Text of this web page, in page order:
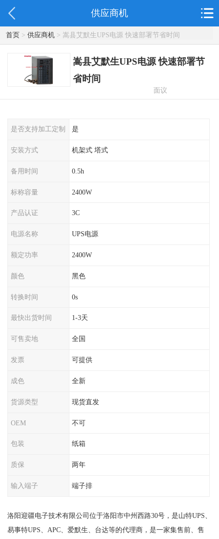
供应商机
首页> 供应商机> 嵩县艾默生UPS电源 快速部署节省时间
嵩县艾默生UPS电源 快速部署节
省时间
面议
是否支持加工定制 是
安装方式 机架式 塔式
备用时间 0.5h
标称容量 2400W
产品认证 3C
电源名称 UPS电源
额定功率 2400W
颜色 黑色
转换时间 0s
最快出货时间 1-3天
可售卖地 全国
发票 可提供
成色 全新
货源类型 现货直发
OEM 不可
包装 纸箱
质保 两年
输入端子 端子排
洛阳迎疆电子技术有限公司位于洛阳市中州西路30号，是山特UPS、
易事特UPS、APC、爱默生、台达等的代理商，是一家集售前、售